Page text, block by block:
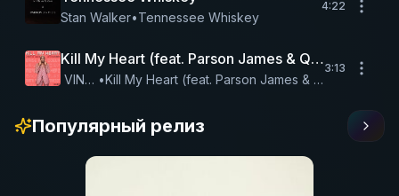
Stan Walker•Tennessee Whiskey
4:22
Kill My Heart (feat. Parson James & Qveen Herby)
VINCINT
•Kill My Heart (feat. Parson James & Qveen Herby)
3:13
Популярный релиз